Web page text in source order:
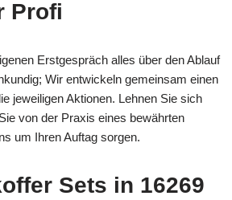
Profi
Erstgespräch alles über den Ablauf
Wir entwickeln gemeinsam einen
jeweiligen Aktionen. Lehnen Sie sich
von der Praxis eines bewährten
um Ihren Auftag sorgen.
Sets in 16269